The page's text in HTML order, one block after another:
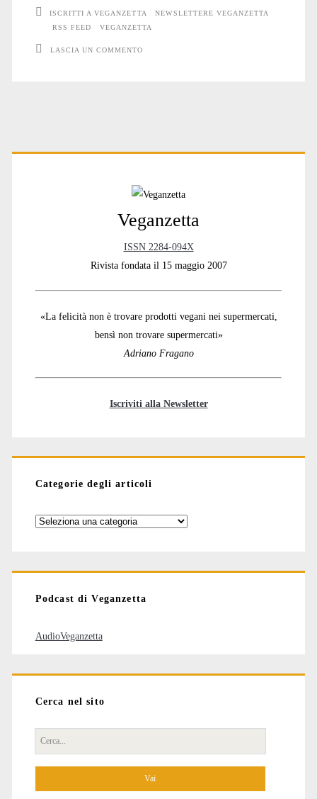
seguono
Veganzetta
ISCRITTI A VEGANZETTA
NEWSLETTERE VEGANZETTA
RSS FEED
VEGANZETTA
LASCIA UN COMMENTO
Primary
Veganzetta
ISSN 2284-094X
Rivista fondata il 15 maggio 2007
«La felicità non è trovare prodotti vegani nei supermercati,
bensì non trovare supermercati»
Adriano Fragano
Iscriviti alla Newsletter
Categorie degli articoli
Categorie
Podcast di Veganzetta
AudioVeganzetta
Cerca nel sito
Cerca
per: